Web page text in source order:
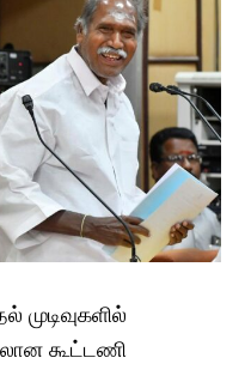
முடிவுகளில்
கூட்டணி